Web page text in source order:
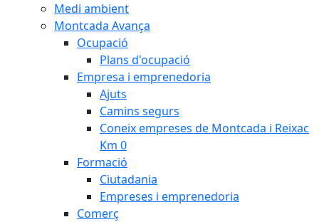
Medi ambient
Montcada Avança
Ocupació
Plans d'ocupació
Empresa i emprenedoria
Ajuts
Camins segurs
Coneix empreses de Montcada i Reixac
Km 0
Formació
Ciutadania
Empreses i emprenedoria
Comerç